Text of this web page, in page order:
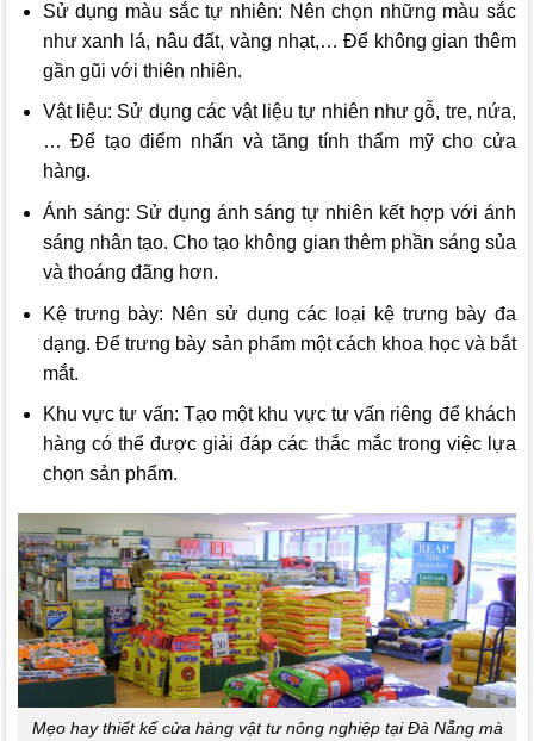
Sử dụng màu sắc tự nhiên: Nên chọn những màu sắc
như xanh lá, nâu đất, vàng nhạt,… Để không gian thêm
gần gũi với thiên nhiên.
Vật liệu: Sử dụng các vật liệu tự nhiên như gỗ, tre, nứa,
… Để tạo điểm nhấn và tăng tính thẩm mỹ cho cửa
hàng.
Ánh sáng: Sử dụng ánh sáng tự nhiên kết hợp với ánh
sáng nhân tạo. Cho tạo không gian thêm phần sáng sủa
và thoáng đãng hơn.
Kệ trưng bày: Nên sử dụng các loại kệ trưng bày đa
dạng. Để trưng bày sản phẩm một cách khoa học và bắt
mắt.
Khu vực tư vấn: Tạo một khu vực tư vấn riêng để khách
hàng có thể được giải đáp các thắc mắc trong việc lựa
chọn sản phẩm.
Mẹo hay thiết kế cửa hàng vật tư nông nghiệp tại Đà Nẵng mà